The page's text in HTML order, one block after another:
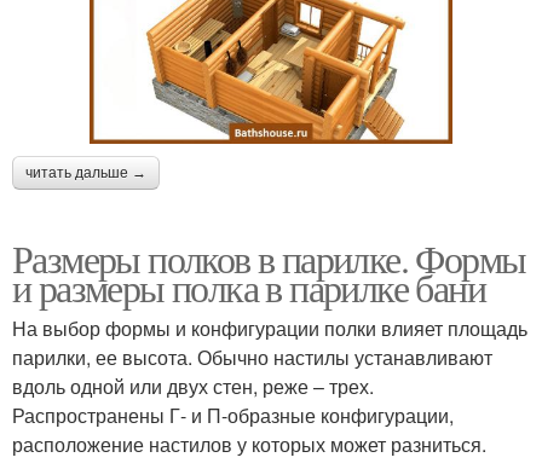
читать дальше →
Размеры полков в парилке. Формы
и размеры полка в парилке бани
На выбор формы и конфигурации полки влияет площадь
парилки, ее высота. Обычно настилы устанавливают
вдоль одной или двух стен, реже – трех.
Распространены Г- и П-образные конфигурации,
расположение настилов у которых может разниться.